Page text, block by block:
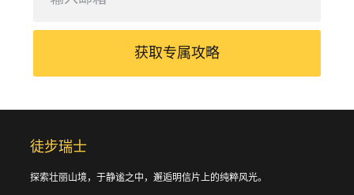
获取专属攻略
徒步瑞士
探索壮丽山境，于静谧之中，邂逅明信片上的纯粹风光。